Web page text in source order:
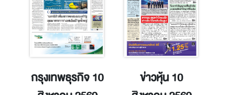
กรุงเทพธุรกิจ 10
ข่าวหุ้น 10